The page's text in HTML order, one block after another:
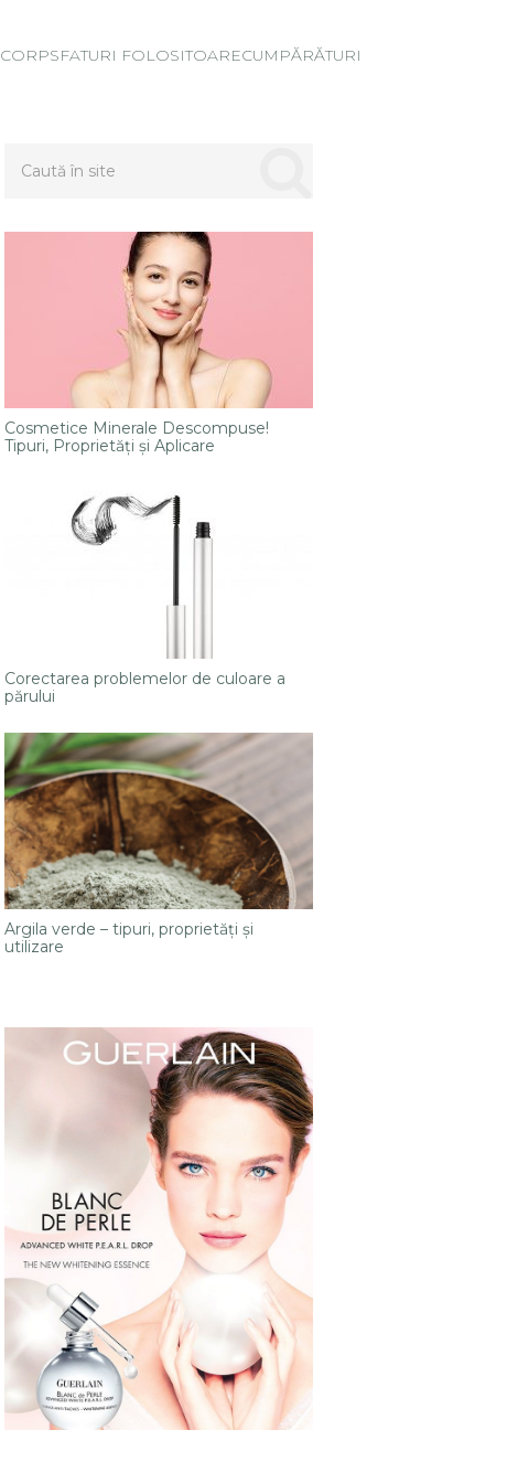
CORPSFATURI FOLOSITOARECUMPĂRĂTURI
Cosmetice Minerale Descompuse!
Tipuri, Proprietăți și Aplicare
Corectarea problemelor de culoare a
părului
Argila verde – tipuri, proprietăţi şi
utilizare